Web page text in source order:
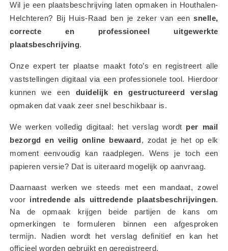
Wil je een plaatsbeschrijving laten opmaken in Houthalen-
Helchteren? Bij Huis-Raad ben je zeker van een snelle,
correcte en professioneel uitgewerkte
plaatsbeschrijving.
Onze expert ter plaatse maakt foto’s en registreert alle
vaststellingen digitaal via een professionele tool. Hierdoor
kunnen we een duidelijk en gestructureerd verslag
opmaken dat vaak zeer snel beschikbaar is.
We werken volledig digitaal: het verslag wordt per mail
bezorgd en veilig online bewaard , zodat je het op elk
moment eenvoudig kan raadplegen. Wens je toch een
papieren versie? Dat is uiteraard mogelijk op aanvraag.
Daarnaast werken we steeds met een mandaat, zowel
voor intredende als uittredende plaatsbeschrijvingen.
Na de opmaak krijgen beide partijen de kans om
opmerkingen te formuleren binnen een afgesproken
termijn. Nadien wordt het verslag definitief en kan het
officieel worden gebruikt en geregistreerd.